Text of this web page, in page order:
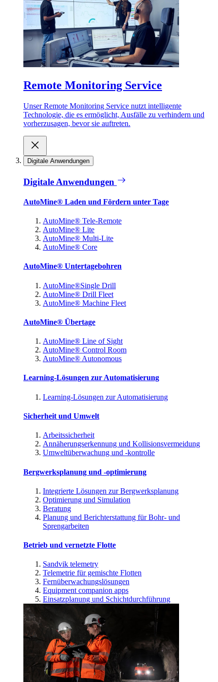
Remote Monitoring Service
Unser Remote Monitoring Service nutzt intelligente
Technologie, die es ermöglicht, Ausfälle zu verhindern und
vorherzusagen, bevor sie auftreten.
Digitale Anwendungen
Digitale Anwendungen
AutoMine® Laden und Fördern unter Tage
AutoMine® Tele-Remote
AutoMine® Lite
AutoMine® Multi-Lite
AutoMine® Core
AutoMine® Untertagebohren
AutoMine®Single Drill
AutoMine® Drill Fleet
AutoMine® Machine Fleet
AutoMine® Übertage
AutoMine® Line of Sight
AutoMine® Control Room
AutoMine® Autonomous
Learning-Lösungen zur Automatisierung
Learning-Lösungen zur Automatisierung
Sicherheit und Umwelt
Arbeitssicherheit
Annäherungserkennung und Kollisionsvermeidung
Umweltüberwachung und -kontrolle
Bergwerksplanung und -optimierung
Integrierte Lösungen zur Bergwerksplanung
Optimierung und Simulation
Beratung
Planung und Berichterstattung für Bohr- und
Sprengarbeiten
Betrieb und vernetzte Flotte
Sandvik telemetry
Telemetrie für gemischte Flotten
Fernüberwachungslösungen
Equipment companion apps
Einsatzplanung und Schichtdurchführung